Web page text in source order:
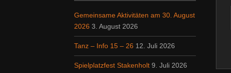
Gemeinsame Aktivitäten am 30. August
2026 3. August 2026
Tanz – Info 15 – 26 12. Juli 2026
Spielplatzfest Stakenholt 9. Juli 2026